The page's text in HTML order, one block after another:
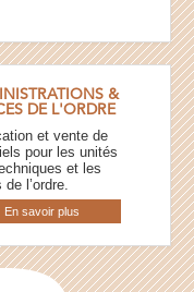
&
DE L'ORDRE
et vente de
pour les unités
et les
l’ordre.
En savoir plus